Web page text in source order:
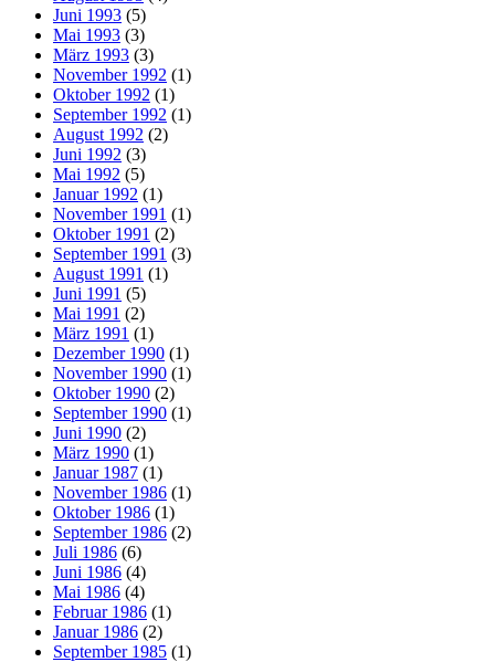
Juni 1993 (5)
Mai 1993 (3)
März 1993 (3)
November 1992 (1)
Oktober 1992 (1)
September 1992 (1)
August 1992 (2)
Juni 1992 (3)
Mai 1992 (5)
Januar 1992 (1)
November 1991 (1)
Oktober 1991 (2)
September 1991 (3)
August 1991 (1)
Juni 1991 (5)
Mai 1991 (2)
März 1991 (1)
Dezember 1990 (1)
November 1990 (1)
Oktober 1990 (2)
September 1990 (1)
Juni 1990 (2)
März 1990 (1)
Januar 1987 (1)
November 1986 (1)
Oktober 1986 (1)
September 1986 (2)
Juli 1986 (6)
Juni 1986 (4)
Mai 1986 (4)
Februar 1986 (1)
Januar 1986 (2)
September 1985 (1)